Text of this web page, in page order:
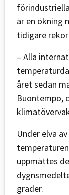
är en ökning
tidigare
– Alla
året sedan
Buontempo,
Under elva
uppmättes
grader.